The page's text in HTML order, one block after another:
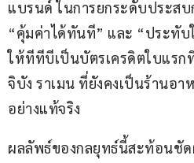
แบรนด์ ในการยกระดับประส
“คุ้มค่าได้ทันที” และ “ประทับ
ให้ทีทีบีเป็นบัตรเครดิตใบแรก
จิบัง ราเมน ที่ยังคงเป็นร้านอ
อย่างแท้จริง
ผลลัพธ์ของกลยุทธ์นี้สะท้อนชัด